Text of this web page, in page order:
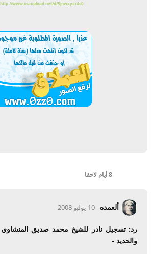
http://www.usaupload.net/d/5jnwxyer4c0
8 أيام لاحقا
ألعمده 10 يوليو 2008
رد: تسجيل نادر للشيخ محمد صديق المنشاوي
والحديد -